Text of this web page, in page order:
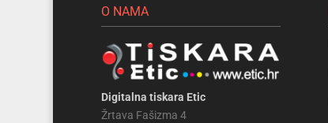
O NAMA
Digitalna tiskara Etic
Žrtava Fašizma 4